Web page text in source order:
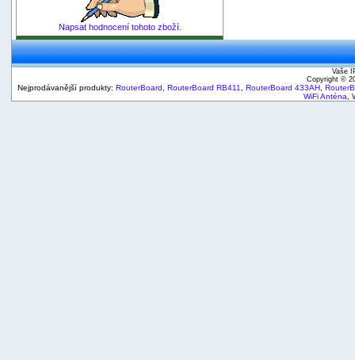
Napsat hodnocení tohoto zboží.
Vaše
Copyright ©
Nejprodávanější produkty: RouterBoard RouterBoard RB411 RouterBoard 433AH
WiFi Anténa